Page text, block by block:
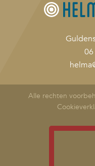
Alle rechten